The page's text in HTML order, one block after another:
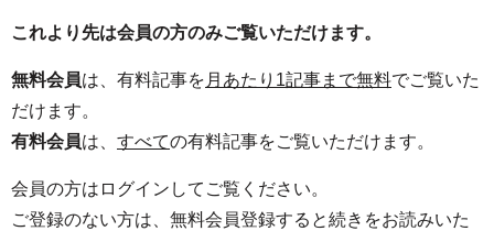
これより先は会員の方のみご覧いただけます。
無料会員は、有料記事を 月あたり1記事まで無料でご覧いた
だけます。
有料会員は、 すべての有料記事をご覧いただけます。
会員の方はログインしてご覧ください。
ご登録のない方は、無料会員登録すると続きをお読みいた